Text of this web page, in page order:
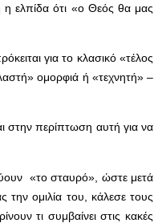
ελπίδα ότι «ο Θεός θα μας
για το κλασικό «τέλος
ομορφιά ή «τεχνητή» –
στην περίπτωση αυτή για να
«το σταυρό», ώστε μετά
ομιλία του, κάλεσε τους
τι συμβαίνει στις κακές